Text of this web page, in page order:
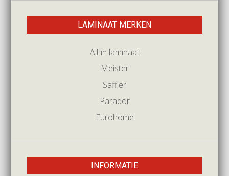
LAMINAAT MERKEN
All-in laminaat
Meister
Saffier
Parador
Eurohome
INFORMATIE